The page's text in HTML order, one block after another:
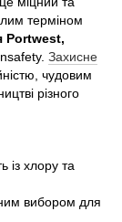
терміном
Portwest,
Захисне
чудовим
різного
із хлору та
вибором для